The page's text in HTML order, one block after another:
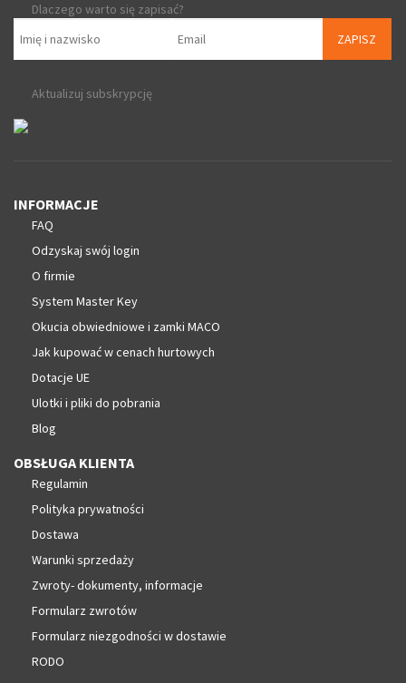
Dlaczego warto się zapisać?
ZAPISZ
Aktualizuj subskrypcję
INFORMACJE
FAQ
Odzyskaj swój login
O firmie
System Master Key
Okucia obwiedniowe i zamki MACO
Jak kupować w cenach hurtowych
Dotacje UE
Ulotki i pliki do pobrania
Blog
OBSŁUGA KLIENTA
Regulamin
Polityka prywatności
Dostawa
Warunki sprzedaży
Zwroty- dokumenty, informacje
Formularz zwrotów
Formularz niezgodności w dostawie
RODO